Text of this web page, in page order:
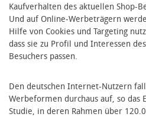
Kaufverhalten des aktuellen Shop-
Und auf Online-Werbeträgern
Hilfe von Cookies und Targeting
dass sie zu Profil und Interessen
Besuchers passen.
Den deutschen Internet-Nutzern
Werbeformen durchaus auf, so das
Studie, in deren Rahmen über